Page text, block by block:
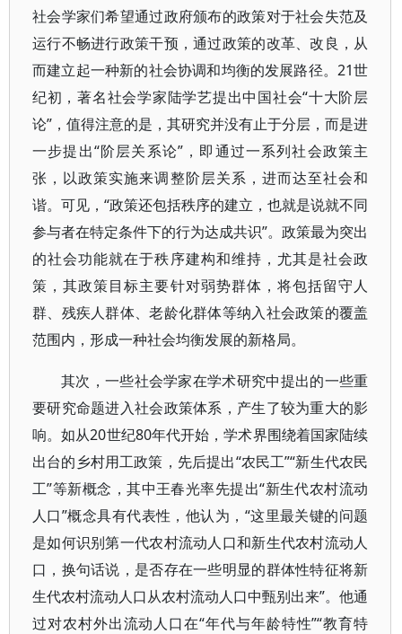
社会学家们希望通过政府颁布的政策对于社会失范及
运行不畅进行政策干预，通过政策的改革、改良，从
而建立起一种新的社会协调和均衡的发展路径。21世
纪初，著名社会学家陆学艺提出中国社会“十大阶层
论”，值得注意的是，其研究并没有止于分层，而是进
一步提出“阶层关系论”，即通过一系列社会政策主
张，以政策实施来调整阶层关系，进而达至社会和
谐。可见，“政策还包括秩序的建立，也就是说就不同
参与者在特定条件下的行为达成共识”。政策最为突出
的社会功能就在于秩序建构和维持，尤其是社会政
策，其政策目标主要针对弱势群体，将包括留守人
群、残疾人群体、老龄化群体等纳入社会政策的覆盖
范围内，形成一种社会均衡发展的新格局。
其次，一些社会学家在学术研究中提出的一些重
要研究命题进入社会政策体系，产生了较为重大的影
响。如从20世纪80年代开始，学术界围绕着国家陆续
出台的乡村用工政策，先后提出“农民工”“新生代农民
工”等新概念，其中王春光率先提出“新生代农村流动
人口”概念具有代表性，他认为，“这里最关键的问题
是如何识别第一代农村流动人口和新生代农村流动人
口，换句话说，是否存在一些明显的群体性特征将新
生代农村流动人口从农村流动人口中甄别出来”。他通
过对农村外出流动人口在“年代与年龄特性”“教育特